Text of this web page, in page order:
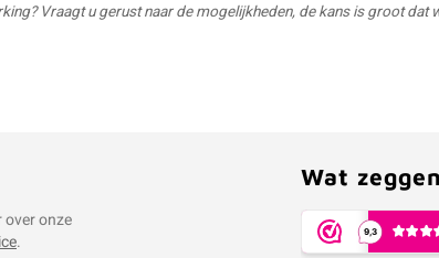
Vraagt u gerust naar de mogelijkheden, de kans is groot dat
over onze
.
Wat